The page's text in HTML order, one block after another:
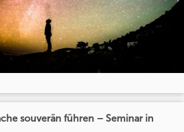
souverän führen – Seminar in